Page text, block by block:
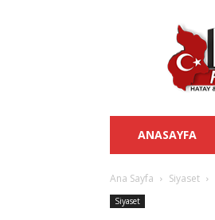
Hatay
Press
ANASAYFA
Ana Sayfa Siyaset
Siyaset